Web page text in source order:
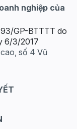
nghiệp của
GP-BTTTT do
6/3/2017
số 4 Vũ